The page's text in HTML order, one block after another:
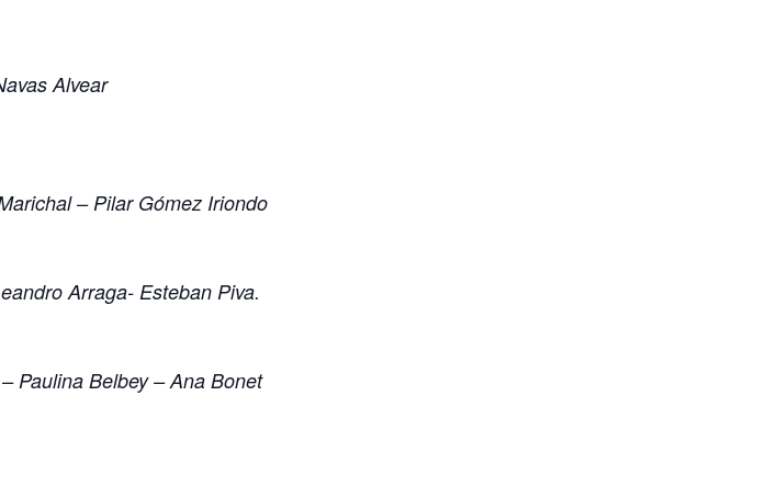
Alvear
– Pilar Gómez Iriondo
Arraga- Esteban Piva.
Paulina Belbey – Ana Bonet